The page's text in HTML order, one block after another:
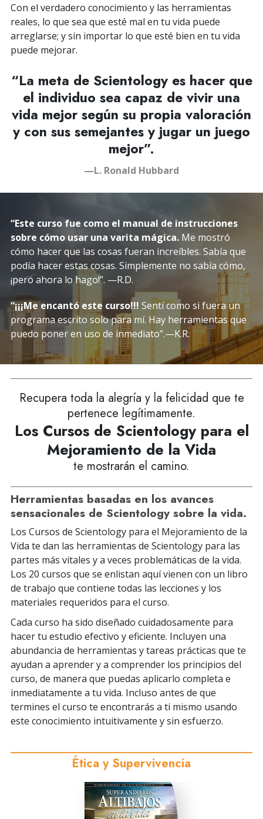
Con el verdadero conocimiento y las herramientas
reales, lo que sea que esté mal en tu vida puede
arreglarse; y sin importar lo que esté bien en tu vida
puede mejorar.
“La meta de Scientology es hacer que
el individuo sea capaz de vivir una
vida mejor según su propia valoración
y con sus semejantes y jugar un juego
mejor”.
—L. Ronald Hubbard
“Este curso fue como el manual de instrucciones
sobre cómo usar una varita mágica. Me mostró
cómo hacer que las cosas fueran increíbles. Sabía que
podía hacer estas cosas. Simplemente no sabía cómo,
¡pero ahora lo hago!”. —R.D.
“¡¡¡Me encantó este curso!!! Sentí como si fuera un
programa escrito solo para mí. Hay herramientas que
puedo poner en uso de inmediato”.—K.R.
Recupera toda la alegría y la felicidad que te
pertenece legítimamente.
Los Cursos de Scientology para el
Mejoramiento de la Vida
te mostrarán el camino.
Herramientas basadas en los avances
sensacionales de Scientology sobre la vida.
Los Cursos de Scientology para el Mejoramiento de la
Vida te dan las herramientas de Scientology para las
partes más vitales y a veces problemáticas de la vida.
Los 20 cursos que se enlistan aquí vienen con un libro
de trabajo que contiene todas las lecciones y los
materiales requeridos para el curso.
Cada curso ha sido diseñado cuidadosamente para
hacer tu estudio efectivo y eficiente. Incluyen una
abundancia de herramientas y tareas prácticas que te
ayudan a aprender y a comprender los principios del
curso, de manera que puedas aplicarlo completa e
inmediatamente a tu vida. Incluso antes de que
termines el curso te encontrarás a ti mismo usando
este conocimiento intuitivamente y sin esfuerzo.
Ética y Supervivencia